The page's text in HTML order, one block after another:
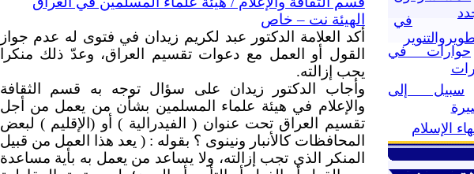
في
حوارات في
سبيل إلى
الإسلام
الهيئة نت – خاص
أكد العلامة الدكتور عبد لكريم زيدان في فتوى له عدم جواز
القول أو العمل مع دعوات تقسيم العراق، وعدّ ذلك منكرا
يجب إزالته.
وأجاب الدكتور زيدان على سؤال توجه به قسم الثقافة
والإعلام في هيئة علماء المسلمين بشأن من يعمل من أجل
تقسيم العراق تحت عنوان ( الفيدرالية ) أو (الإقليم ) لبعض
المحافظات كالأنبار ونينوى ؟ بقوله : ( يعد هذا العمل من قبيل
المنكر الذي تجب إزالته، ولا يساعد من يعمل به بأية مساعدة